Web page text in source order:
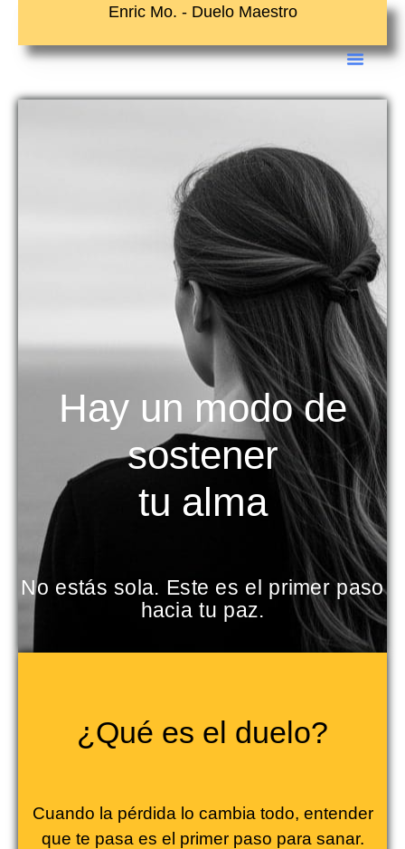
contenido
Enric Mo. - Duelo Maestro
Hay un modo de
sostener
tu alma
No estás sola. Este es el primer paso
hacia tu paz.
¿Qué es el duelo?
Cuando la pérdida lo cambia todo, entender
que te pasa es el primer paso para sanar.